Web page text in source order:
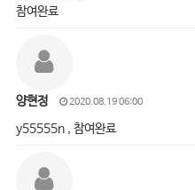
참여완료
양현정 2020.08.19 06:00
y55555n , 참여완료